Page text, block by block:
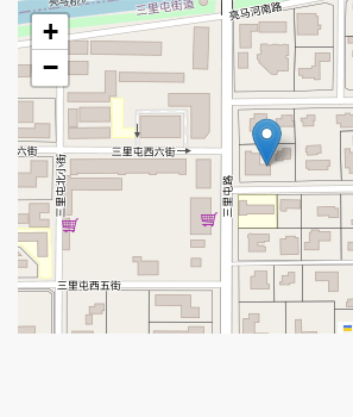
+
−